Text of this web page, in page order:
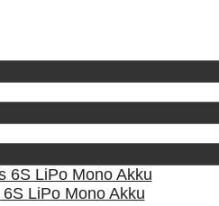
LiPo Mono Akku